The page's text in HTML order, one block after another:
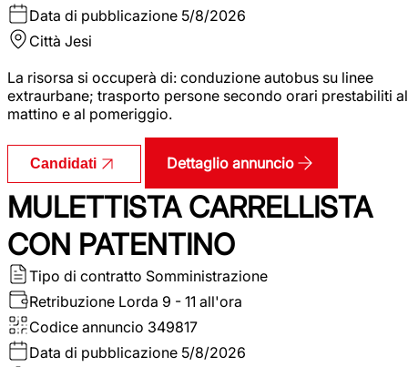
Data di pubblicazione 5/8/2026
Città Jesi
La risorsa si occuperà di: conduzione autobus su linee
extraurbane; trasporto persone secondo orari prestabiliti al
mattino e al pomeriggio.
Candidati Dettaglio annuncio
MULETTISTA CARRELLISTA
CON PATENTINO
Tipo di contratto Somministrazione
Retribuzione Lorda 9 - 11 all'ora
Codice annuncio 349817
Data di pubblicazione 5/8/2026